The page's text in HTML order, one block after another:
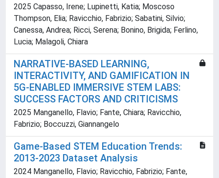
2025 Capasso, Irene; Lupinetti, Katia; Moscoso
Thompson, Elia; Ravicchio, Fabrizio; Sabatini, Silvio;
Canessa, Andrea; Ricci, Serena; Bonino, Brigida; Ferlino,
Lucia; Malagoli, Chiara
NARRATIVE-BASED LEARNING,
INTERACTIVITY, AND GAMIFICATION IN
5G-ENABLED IMMERSIVE STEM LABS:
SUCCESS FACTORS AND CRITICISMS
2025 Manganello, Flavio; Fante, Chiara; Ravicchio,
Fabrizio; Boccuzzi, Giannangelo
Game-Based STEM Education Trends:
2013-2023 Dataset Analysis
2024 Manganello, Flavio; Ravicchio, Fabrizio; Fante,